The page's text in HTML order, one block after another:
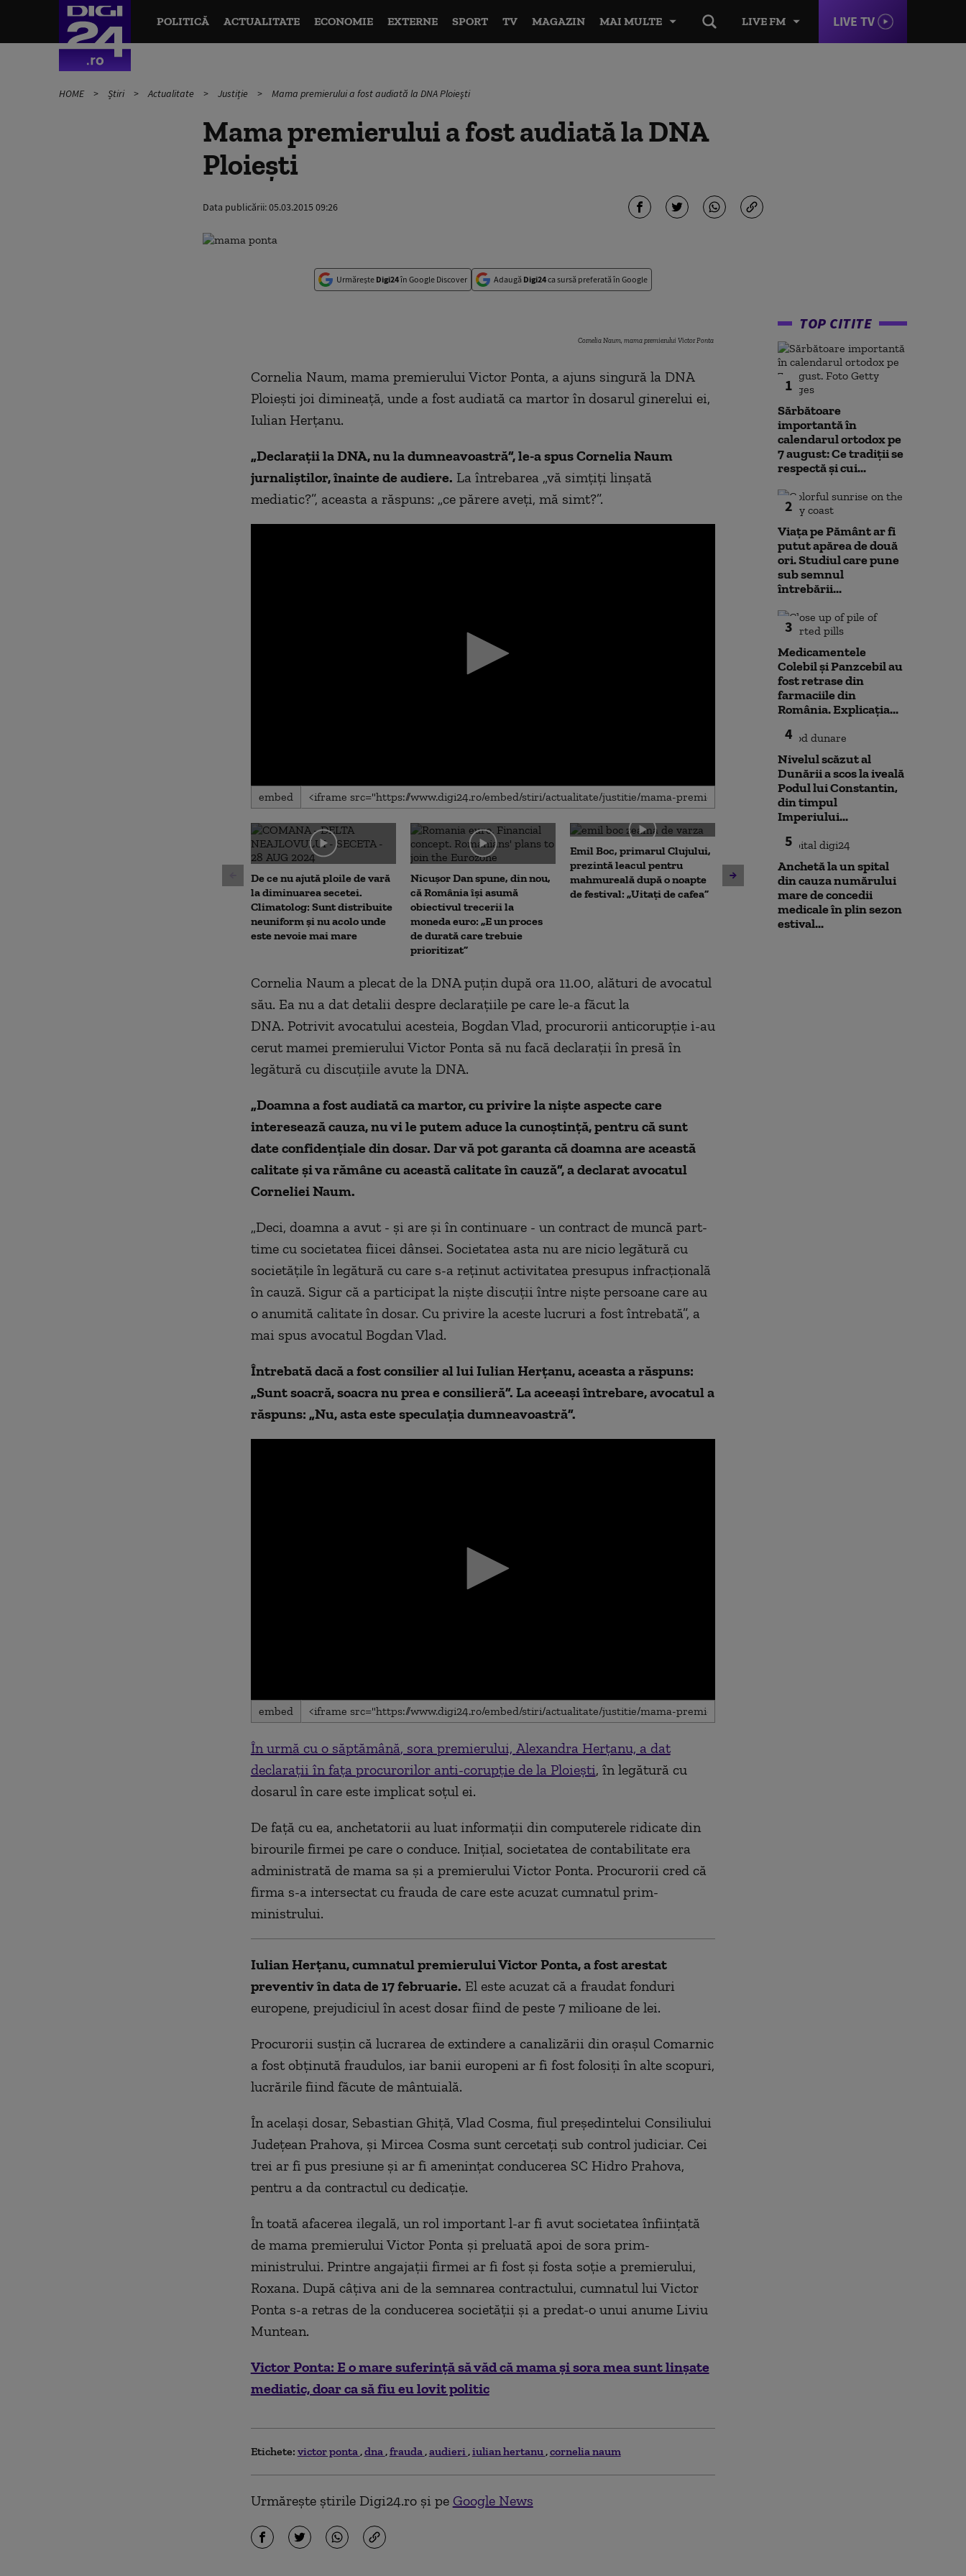
LIVE FM LIVE TV
POLITICĂ ACTUALITATE ECONOMIE EXTERNE SPORT TV MAGAZIN MAI MULTE
HOME Știri Actualitate Justiție Mama premierului a fost audiată la DNA Ploieşti
Mama premierului a fost audiată la DNA
Ploieşti
Data publicării:05.03.2015 09:26
Urmărește Digi24în Google Discover Adaugă Digi24ca sursă preferată în Google
Cornelia Naum, mama premierului Victor Ponta
Cornelia Naum, mama premierului Victor Ponta, a ajuns singură la DNA
Ploieşti joi dimineaţă, unde a fost audiată ca martor în dosarul ginerelui ei,
Iulian Herţanu.
„Declaraţii la DNA, nu la dumneavoastră”, le-a spus Cornelia Naum
jurnaliştilor, înainte de audiere. La întrebarea „vă simţiţi linşată
mediatic?”, aceasta a răspuns: „ce părere aveţi, mă simt?”.
0
seconds
0
secondsVolume
90%
embed
De ce nu ajută ploile de vară
la diminuarea secetei.
Climatolog: Sunt distribuite
neuniform și nu acolo unde
este nevoie mai mare
Nicușor Dan spune, din nou,
că România își asumă
obiectivul trecerii la
moneda euro: „E un proces
de durată care trebuie
prioritizat”
Emil Boc, primarul Clujului,
prezintă leacul pentru
mahmureală după o noapte
de festival: „Uitați de cafea”
Nuclearelectrica: „Mai
putem câștiga două-trei
zile”. Ce se va întâmpla cu
reactorul 2 de la Cernavodă
„Poporul
inflație”
Cornelia Naum a plecat de la DNA puţin după ora 11.00, alături de avocatul
său. Ea nu a dat detalii despre declaraţiile pe care le-a făcut la
DNA. Potrivit avocatului acesteia, Bogdan Vlad, procurorii anticorupţie i-au
cerut mamei premierului Victor Ponta să nu facă declaraţii în presă în
legătură cu discuţiile avute la DNA.
„Doamna a fost audiată ca martor, cu privire la nişte aspecte care
interesează cauza, nu vi le putem aduce la cunoştinţă, pentru că sunt
date confidenţiale din dosar. Dar vă pot garanta că doamna are această
calitate şi va rămâne cu această calitate în cauză”, a declarat avocatul
Corneliei Naum.
„Deci, doamna a avut - şi are şi în continuare - un contract de muncă part-
time cu societatea fiicei dânsei. Societatea asta nu are nicio legătură cu
societăţile în legătură cu care s-a reţinut activitatea presupus infracţională
în cauză. Sigur că a participat la nişte discuţii între nişte persoane care au
o anumită calitate în dosar. Cu privire la aceste lucruri a fost întrebată”, a
mai spus avocatul Bogdan Vlad.
Întrebată dacă a fost consilier al lui Iulian Herţanu, aceasta a răspuns:
„Sunt soacră, soacra nu prea e consilieră”. La aceeaşi întrebare, avocatul a
răspuns: „Nu, asta este speculaţia dumneavoastră”.
seconds
0
secondsVolume
90%
embed
În urmăcu o săptămână, sora premierului, Alexandra Herţanu, a dat
declaraţii în faţa procurorilor anti-corupţie de la Ploieşti, în legătură cu
dosarul în care este implicat soţul ei.
De faţă cu ea, anchetatorii au luat informaţii din computerele ridicate din
birourile firmei pe care o conduce. Iniţial, societatea de contabilitate era
administrată de mama sa şi a premierului Victor Ponta. Procurorii cred că
firma s-a intersectat cu frauda de care este acuzat cumnatul prim-
ministrului.
Iulian Herţanu, cumnatul premierului Victor Ponta, a fost arestat
preventiv în data de 17 februarie. El este acuzat că a fraudat fonduri
europene, prejudiciul în acest dosar fiind de peste 7 milioane de lei.
Procurorii susţin că lucrarea de extindere a canalizării din oraşul Comarnic
a fost obţinută fraudulos, iar banii europeni ar fi fost folosiţi în alte scopuri,
lucrările fiind făcute de mântuială.
În acelaşi dosar, Sebastian Ghiţă, Vlad Cosma, fiul preşedintelui Consiliului
Judeţean Prahova, şi Mircea Cosma sunt cercetaţi sub control judiciar. Cei
trei ar fi pus presiune şi ar fi ameninţat conducerea SC Hidro Prahova,
pentru a da contractul cu dedicaţie.
În toată afacerea ilegală, un rol important l-ar fi avut societatea înfiinţată
de mama premierului Victor Ponta şi preluată apoi de sora prim-
ministrului. Printre angajaţii firmei ar fi fost şi fosta soţie a premierului,
Roxana. După câţiva ani de la semnarea contractului, cumnatul lui Victor
Ponta s-a retras de la conducerea societăţii şi a predat-o unui anume Liviu
Muntean.
Victor Ponta: E o mare suferinţă să văd că mama şi sora mea sunt linşate
mediatic, doar ca să fiu eu lovit politic
Etichete: victor ponta dna frauda audieri iulian hertanu cornelia naum
Urmărește știrile Digi24.ro și pe Google News
TOP CITITE
1
Sărbătoare
importantă în
calendarul ortodox pe
7 august: Ce tradiții se
respectă și cui...
2
Viața pe Pământ ar fi
putut apărea de două
ori. Studiul care pune
sub semnul
întrebării...
3
Medicamentele
Colebil și Panzcebil au
fost retrase din
farmaciile din
România. Explicația...
4
Nivelul scăzut al
Dunării a scos la iveală
Podul lui Constantin,
din timpul
Imperiului...
5
Anchetă la un spital
din cauza numărului
mare de concedii
medicale în plin sezon
estival...